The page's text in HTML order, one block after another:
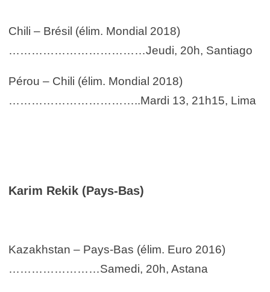
Chili – Brésil (élim. Mondial 2018)
………………………………Jeudi, 20h, Santiago
Pérou – Chili (élim. Mondial 2018)
……………………………..Mardi 13, 21h15, Lima
Karim Rekik (Pays-Bas)
Kazakhstan – Pays-Bas (élim. Euro 2016)
……………………Samedi, 20h, Astana